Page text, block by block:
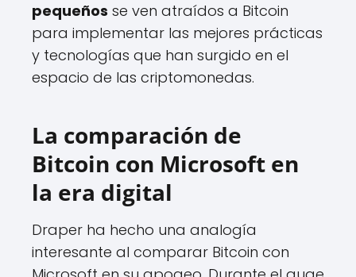
pequeños se ven atraídos a Bitcoin
para implementar las mejores prácticas
y tecnologías que han surgido en el
espacio de las criptomonedas.
La comparación de
Bitcoin con Microsoft en
la era digital
Draper ha hecho una analogía
interesante al comparar Bitcoin con